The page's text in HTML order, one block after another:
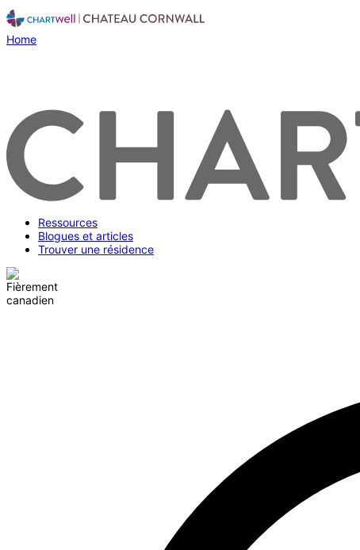
Home
Ressources
Blogues et articles
Trouver une résidence